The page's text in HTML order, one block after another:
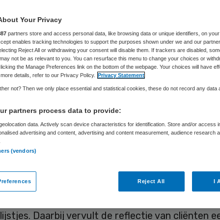
(GHZ) werkt nu een jaar met een
De zorgaanbieders hebben op zeer
bevindingen uit dit eerste jaar vastgelegd in
verbonden aan de Erasmus-universiteit
die rapporten tegen het licht en maakten daar
het nieuwe kwaliteitsdenken in de GHZ is dat
Daarbij vervult de reflectie van cliënten
Your Privacy
partners store and access personal data, like browsing data or unique identifiers, on your
enables tracking technologies to support the purposes shown under we and our
Reject All or withdrawing your consent will disable them. If trackers are disabled,
not be as relevant to you. You can resurface this menu to change your choices or
the Manage Preferences link on the bottom of the webpage. Your choices will have
details, refer to our Privacy Policy. Privacy Statement
not? Then we only place essential and statistical cookies, these do not record any data
partners process data to provide:
data. Actively scan device characteristics for identification. Store and/or access
advertising and content, advertising and content measurement, audience research
(vendors)
Reject All I